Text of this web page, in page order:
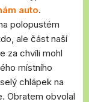
auto.
polopustém
ale část naší
za chvíli mohl
místního
chlápek na
Obratem obvolal